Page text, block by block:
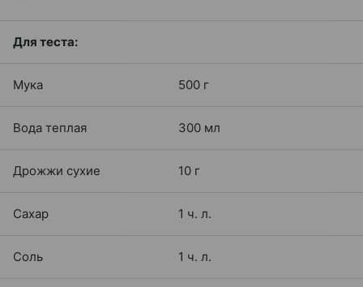
Для теста:
Мука 500 г
Вода теплая 300 мл
Дрожжи сухие 10 г
Сахар 1 ч. л.
Соль 1 ч. л.